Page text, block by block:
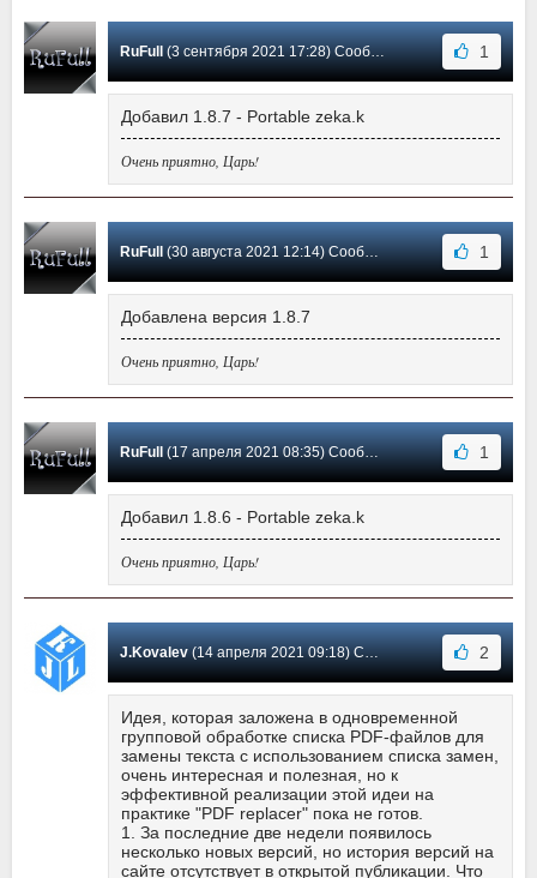
RuFull(3 сентября 2021 17:28) Сообщение #19 1
Добавил 1.8.7 - Portable zeka.k
Очень приятно, Царь!
RuFull(30 августа 2021 12:14) Сообщение #18 1
Добавлена версия 1.8.7
Очень приятно, Царь!
RuFull(17 апреля 2021 08:35) Сообщение #17 1
Добавил 1.8.6 - Portable zeka.k
Очень приятно, Царь!
J.Kovalev(14 апреля 2021 09:18) Сообщение #16 2
Идея, которая заложена в одновременной
групповой обработке списка PDF-файлов для
замены текста с использованием списка замен,
очень интересная и полезная, но к
эффективной реализации этой идеи на
практике "PDF replacer" пока не готов.
1. За последние две недели появилось
несколько новых версий, но история версий на
сайте отсутствует в открытой публикации. Что